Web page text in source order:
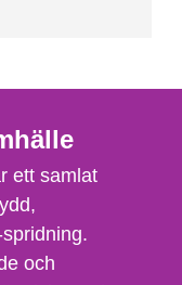
ett samlat
och